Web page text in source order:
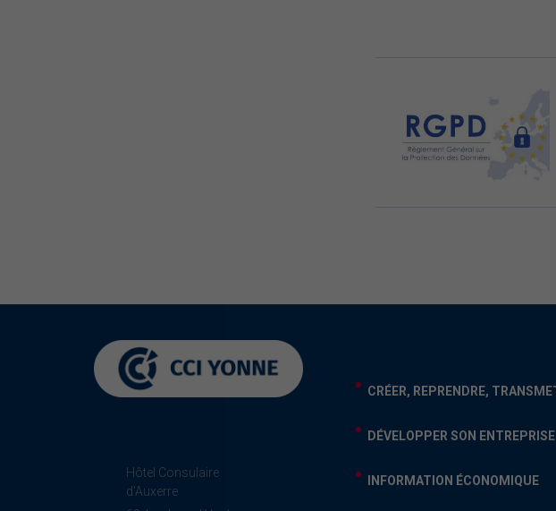
Hôtel Consulaire
d'Auxerre
CRÉER, REPRENDRE,
DÉVELOPPER SON ENTREPRISE
INFORMATION ÉCONOMIQUE